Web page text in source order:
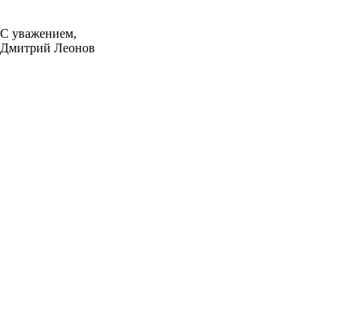
С уважением,
Дмитрий Леонов